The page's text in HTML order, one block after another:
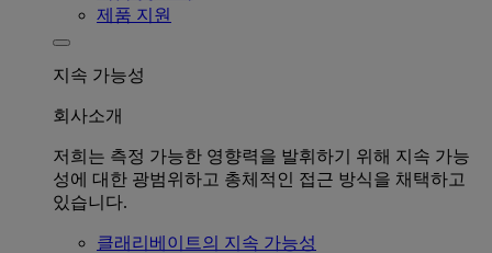
제품 지원
지속 가능성
회사소개
저희는 측정 가능한 영향력을 발휘하기 위해 지속 가능
성에 대한 광범위하고 총체적인 접근 방식을 채택하고
있습니다.
클래리베이트의 지속 가능성